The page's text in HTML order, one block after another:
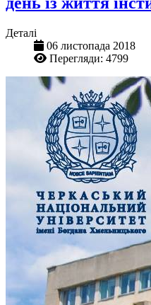
Деталі
06 листопада 2018
Перегляди: 4799